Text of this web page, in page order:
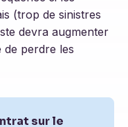
(trop de sinistres
devra augmenter
de perdre les
sur le